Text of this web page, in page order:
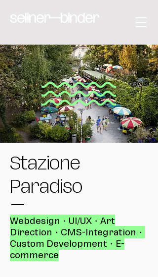
seliner—binder
Stazione
Paradiso
Webdesign・UI/UX・Art
Direction・CMS-Integration・
Custom Development・E-
commerce